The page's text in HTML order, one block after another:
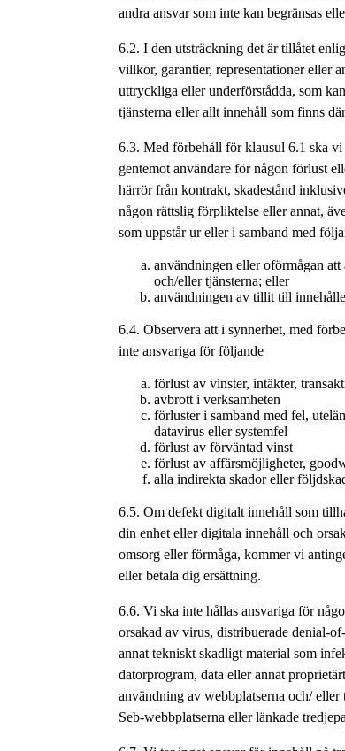
andra ansvar som inte kan begränsas
6.2. I den utsträckning det är tillåtet
villkor, garantier, representationer eller
uttryckliga eller underförstådda, som
tjänsterna eller allt innehåll som finns
6.3. Med förbehåll för klausul 6.1 ska vi
gentemot användare för någon förlust
härrör från kontrakt, skadestånd
någon rättslig förpliktelse eller annat,
som uppstår ur eller i samband med
användningen eller oförmågan att
och/eller tjänsterna; eller
användningen av tillit till
6.4. Observera att i synnerhet, med
inte ansvariga för följande
förlust av vinster, intäkter,
avbrott i verksamheten
förluster i samband med fel,
datavirus eller systemfel
förlust av förväntad vinst
förlust av affärsmöjligheter,
alla indirekta skador eller
6.5. Om defekt digitalt innehåll som
din enhet eller digitala innehåll och
omsorg eller förmåga, kommer vi
eller betala dig ersättning.
6.6. Vi ska inte hållas ansvariga för
orsakad av virus, distribuerade denial-
annat tekniskt skadligt material som
datorprogram, data eller annat
användning av webbplatserna och/ eller
Seb-webbplatserna eller länkade